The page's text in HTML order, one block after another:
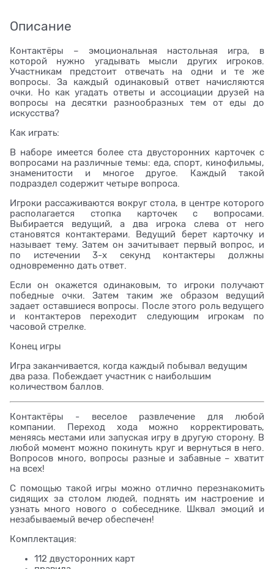
Описание
Контактёры – эмоциональная настольная игра, в
которой нужно угадывать мысли других игроков.
Участникам предстоит отвечать на одни и те же
вопросы. За каждый одинаковый ответ начисляются
очки. Но как угадать ответы и ассоциации друзей на
вопросы на десятки разнообразных тем от еды до
искусства?
Как играть:
В наборе имеется более ста двусторонних карточек с
вопросами на различные темы: еда, спорт, кинофильмы,
знаменитости и многое другое. Каждый такой
подраздел содержит четыре вопроса.
Игроки рассаживаются вокруг стола, в центре которого
располагается стопка карточек с вопросами.
Выбирается ведущий, а два игрока слева от него
становятся контактерами. Ведущий берет карточку и
называет тему. Затем он зачитывает первый вопрос, и
по истечении 3-х секунд контактеры должны
одновременно дать ответ.
Если он окажется одинаковым, то игроки получают
победные очки. Затем таким же образом ведущий
задает оставшиеся вопросы. После этого роль ведущего
и контактеров переходит следующим игрокам по
часовой стрелке.
Конец игры
Игра заканчивается, когда каждый побывал ведущим
два раза. Побеждает участник с наибольшим
количеством баллов.
Контактёры - веселое развлечение для любой
компании. Переход хода можно корректировать,
меняясь местами или запуская игру в другую сторону. В
любой момент можно покинуть круг и вернуться в него.
Вопросов много, вопросы разные и забавные – хватит
на всех!
С помощью такой игры можно отлично перезнакомить
сидящих за столом людей, поднять им настроение и
узнать много нового о собеседнике. Шквал эмоций и
незабываемый вечер обеспечен!
Комплектация:
112 двусторонних карт